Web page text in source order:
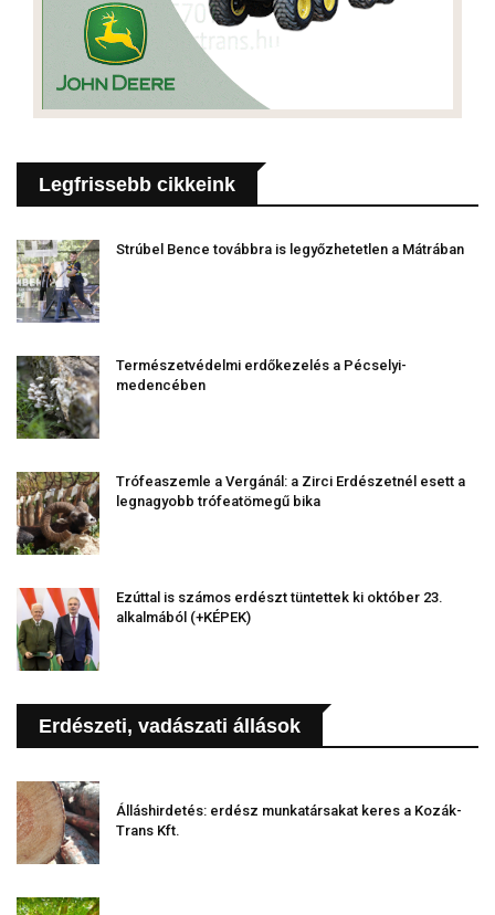
Legfrissebb cikkeink
Strúbel Bence továbbra is legyőzhetetlen a Mátrában
Természetvédelmi erdőkezelés a Pécselyi-
medencében
Trófeaszemle a Vergánál: a Zirci Erdészetnél esett a
legnagyobb trófeatömegű bika
Ezúttal is számos erdészt tüntettek ki október 23.
alkalmából (+KÉPEK)
Erdészeti, vadászati állások
Álláshirdetés: erdész munkatársakat keres a Kozák-
Trans Kft.